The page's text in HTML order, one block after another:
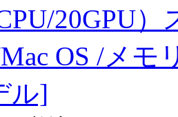
20GPU
OS /メモ
ル]